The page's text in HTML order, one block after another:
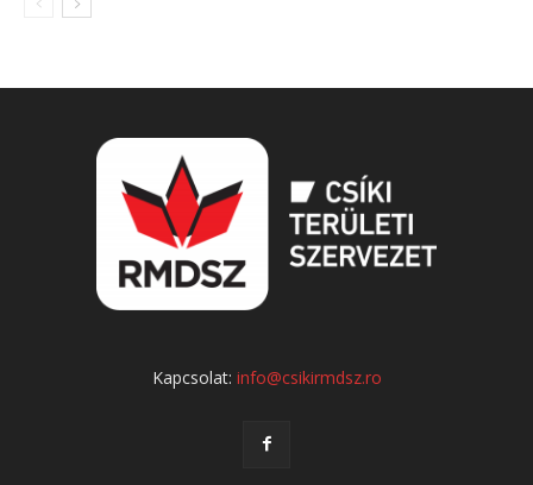
Kapcsolat: info@csikirmdsz.ro